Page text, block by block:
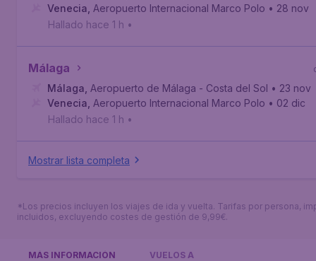
Venecia Aeropuerto Internacional Marco Polo • 28 nov
Hallado hace 1 h •
Málaga
Málaga Aeropuerto de Málaga - Costa del Sol • 23 nov
Venecia Aeropuerto Internacional Marco Polo • 02 dic
Hallado hace 1 h •
Mostrar lista completa
*Los precios incluyen los viajes de ida y vuelta. Tarifas por persona,
incluidos, excluyendo costes de gestión de 9,99€.
MÁS INFORMACIÓN VUELOS A